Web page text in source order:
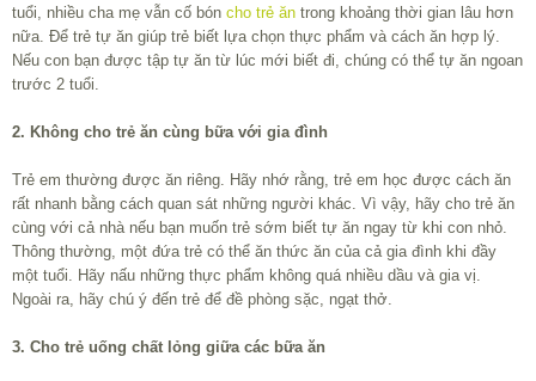
tuổi, nhiều cha mẹ vẫn cố bón cho trẻ ăn trong khoảng thời gian lâu hơn
nữa. Để trẻ tự ăn giúp trẻ biết lựa chọn thực phẩm và cách ăn hợp lý.
Nếu con bạn được tập tự ăn từ lúc mới biết đi, chúng có thể tự ăn ngoan
trước 2 tuổi.
2. Không cho trẻ ăn cùng bữa với gia đình
Trẻ em thường được ăn riêng. Hãy nhớ rằng, trẻ em học được cách ăn
rất nhanh bằng cách quan sát những người khác. Vì vậy, hãy cho trẻ ăn
cùng với cả nhà nếu bạn muốn trẻ sớm biết tự ăn ngay từ khi con nhỏ.
Thông thường, một đứa trẻ có thể ăn thức ăn của cả gia đình khi đầy
một tuổi. Hãy nấu những thực phẩm không quá nhiều dầu và gia vị.
Ngoài ra, hãy chú ý đến trẻ để đề phòng sặc, ngạt thở.
3. Cho trẻ uống chất lỏng giữa các bữa ăn